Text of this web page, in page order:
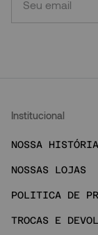
Institucional
NOSSA HISTÓRIA
NOSSAS LOJAS
POLITICA DE
TROCAS E